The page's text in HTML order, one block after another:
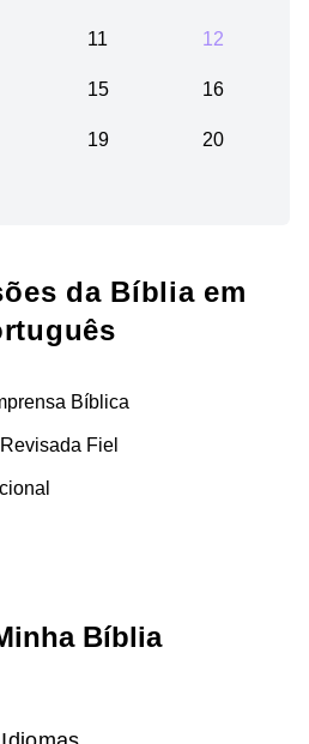
11 12
15 16
19 20
da Bíblia em
Bíblica
Fiel
Bíblia